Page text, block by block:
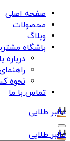
صفحه اصلی
محصولات
وبلاگ
باشگاه
درباره
نحوه
تماس با ما
دالبر طلایی
دالبر طلایی